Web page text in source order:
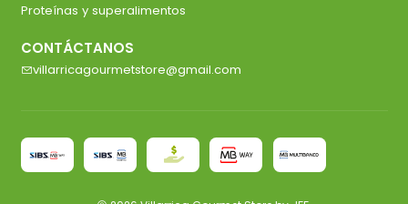
Proteínas y superalimentos
CONTÁCTANOS
villarricagourmetstore@gmail.com